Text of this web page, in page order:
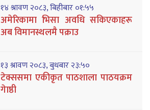
१४ श्रावण २०८३, बिहीबार ०१:५५
अमेरिकामा भिसा अवधि सकिएकाहरू
अब विमानस्थलमै पक्राउ
१३ श्रावण २०८३, बुधबार २३:५०
टेक्ससमा एकीकृत पाठशाला पाठयक्रम
गेाष्ठी